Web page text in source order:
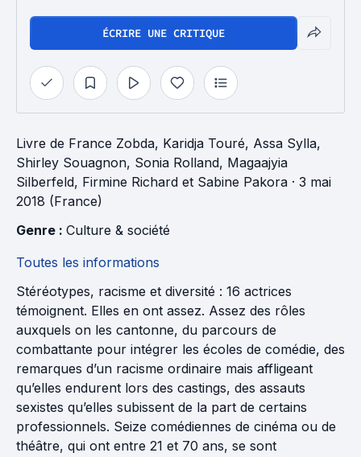
ÉCRIRE UNE CRITIQUE
Livre de France Zobda, Karidja Touré, Assa Sylla,
Shirley Souagnon, Sonia Rolland, Magaajyia
Silberfeld, Firmine Richard et Sabine Pakora · 3 mai
2018 (France)
Genre : Culture & société
Toutes les informations
Stéréotypes, racisme et diversité : 16 actrices
témoignent. Elles en ont assez. Assez des rôles
auxquels on les cantonne, du parcours de
combattante pour intégrer les écoles de comédie, des
remarques d’un racisme ordinaire mais affligeant
qu’elles endurent lors des castings, des assauts
sexistes qu’elles subissent de la part de certains
professionnels. Seize comédiennes de cinéma ou de
théâtre, qui ont entre 21 et 70 ans, se sont